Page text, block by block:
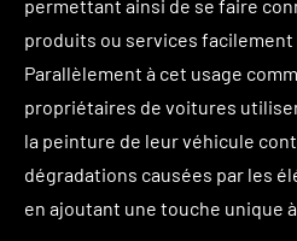
permettant ainsi de se faire
produits ou services facilement
Parallèlement à cet usage
propriétaires de voitures
la peinture de leur véhicule
dégradations causées par les
en ajoutant une touche unique